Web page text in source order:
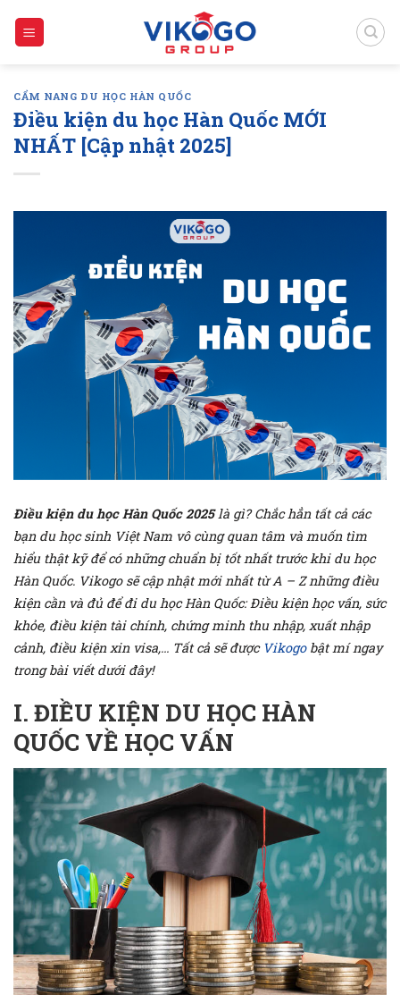
CẨM NANG DU HỌC HÀN QUỐC
Điều kiện du học Hàn Quốc MỚI
NHẤT [Cập nhật 2025]
Điều kiện du học Hàn Quốc 2025là gì? Chắc hẳn tất cả các
bạn du học sinh Việt Nam vô cùng quan tâm và muốn tìm
hiểu thật kỹ để có những chuẩn bị tốt nhất trước khi du học
Hàn Quốc. Vikogo sẽ cập nhật mới nhất từ A – Z những điều
kiện cần và đủ để đi du học Hàn Quốc: Điều kiện học vấn, sức
khỏe, điều kiện tài chính, chứng minh thu nhập, xuất nhập
cảnh, điều kiện xin visa,… Tất cả sẽ được Vikogobật mí ngay
trong bài viết dưới đây!
I. ĐIỀU KIỆN DU HỌC HÀN
QUỐC VỀ HỌC VẤN